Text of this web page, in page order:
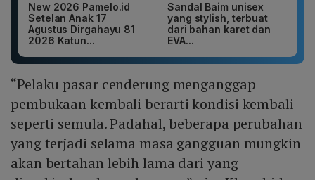
New 2026 Pamelo.id
Setelan Anak 17
Agustus Dirgahayu 81
2026 Katun...
Sandal Baim unisex
yang stylish, terbuat
dari bahan karet dan
EVA...
“Pelaku pasar cenderung menganggap
pembukaan kembali berarti kondisi kembali
seperti semula. Padahal, beberapa perubahan
yang terjadi selama masa gangguan mungkin
akan bertahan lebih lama dari yang